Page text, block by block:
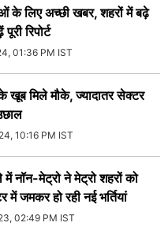
के लिए अच्छी खबर, शहरों में बढ़े
रिपोर्ट
01:36 PM IST
खूब मिले मौके, ज्यादातर सेक्टर
10:16 PM IST
नॉन-मेट्रो ने मेट्रो शहरों को
जमकर हो रही नई भर्तियां
02:49 PM IST